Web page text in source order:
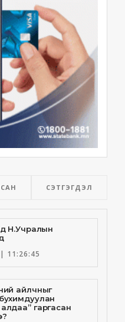
СЭТГЭГДЭЛ
Н.Учралын
11:26:45
айлчныг
гаргасан